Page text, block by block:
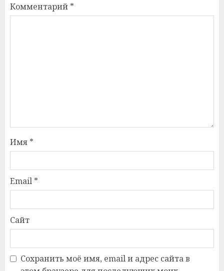
Комментарий *
Имя *
Email *
Сайт
Сохранить моё имя, email и адрес сайта в